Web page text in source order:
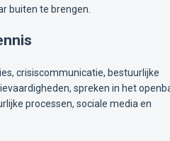
buiten te brengen.
crisiscommunicatie, bestuurlijke
spreken in het
processen, sociale media en